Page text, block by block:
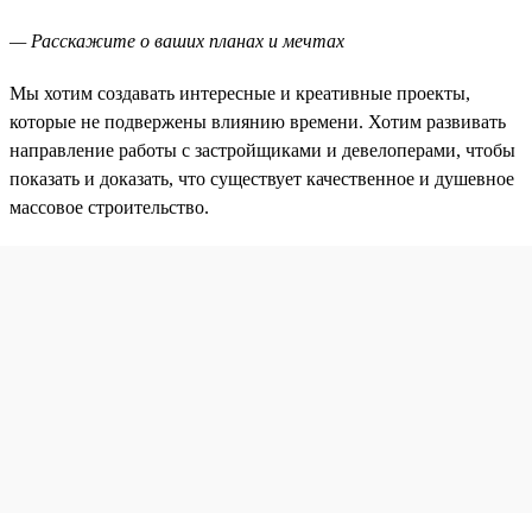
— Расскажите о ваших планах и мечтах
Мы хотим создавать интересные и креативные проекты,
которые не подвержены влиянию времени. Хотим развивать
направление работы с застройщиками и девелоперами, чтобы
показать и доказать, что существует качественное и душевное
массовое строительство.